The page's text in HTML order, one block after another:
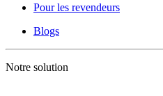
Pour les revendeurs
Blogs
Notre solution